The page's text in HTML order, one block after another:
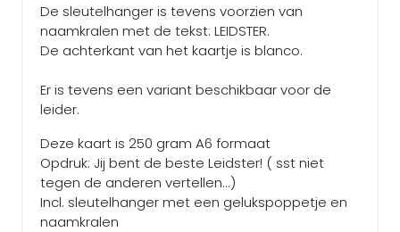
De sleutelhanger is tevens voorzien van
naamkralen met de tekst: LEIDSTER.
De achterkant van het kaartje is blanco.
Er is tevens een variant beschikbaar voor de
leider.
Deze kaart is 250 gram A6 formaat
Opdruk: Jij bent de beste Leidster! ( sst niet
tegen de anderen vertellen...)
Incl. sleutelhanger met een gelukspoppetje en
naamkralen